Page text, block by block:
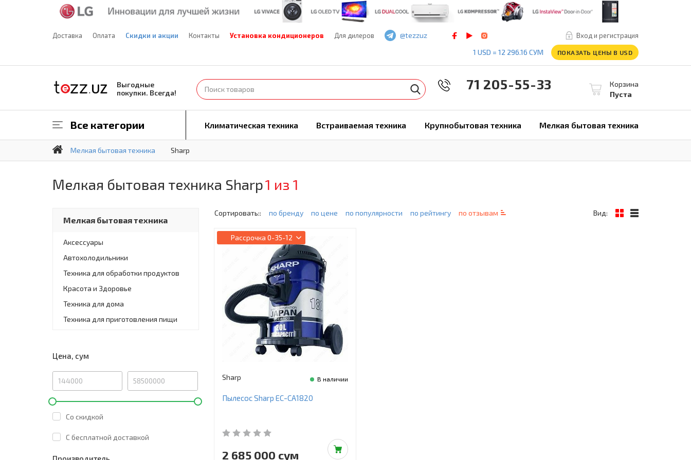
Доставка Оплата Скидки и акции Контакты Установка кондиционеров Для дилеров Вход и регистрация
@tezzuz
1 USD = 12 296.16 СУМ
ПОКАЗАТЬ ЦЕНЫ В USD
Выгодные
покупки. Всегда!
Корзина
Пуста
71 205-55-33
Все категории Климатическая техника Встраиваемая техника Крупнобытовая техника Мелкая бытовая техника
Мелкая бытовая техника Sharp
Мелкая бытовая техника Sharp1 из 1
Мелкая бытовая техника
Аксессуары
Автохолодильники
Техника для обработки продуктов
Красота и Здоровье
Техника для дома
Техника для приготовления пищи
Цена, сум
Со скидкой
C бесплатной доставкой
Сортировать:: по бренду по цене по популярности по рейтингу по отзывам Вид:
Рассрочка 0-35-12
В наличии
Sharp
Пылесос Sharp EC-CA1820
2 685 000 сум